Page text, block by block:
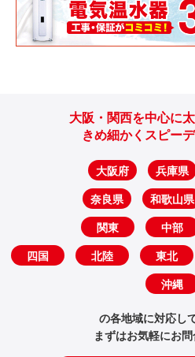
大阪・関西を中心に
きめ細かくスピー
大阪府 兵庫県
奈良県 和歌山県
関東 中部
四国 北陸 東北
沖縄
の各地域に対応し
まずはお気軽にお問